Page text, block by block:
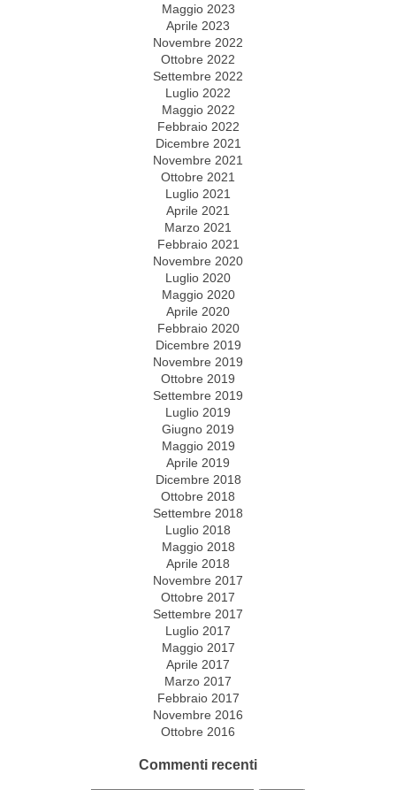
Maggio 2023
Aprile 2023
Novembre 2022
Ottobre 2022
Settembre 2022
Luglio 2022
Maggio 2022
Febbraio 2022
Dicembre 2021
Novembre 2021
Ottobre 2021
Luglio 2021
Aprile 2021
Marzo 2021
Febbraio 2021
Novembre 2020
Luglio 2020
Maggio 2020
Aprile 2020
Febbraio 2020
Dicembre 2019
Novembre 2019
Ottobre 2019
Settembre 2019
Luglio 2019
Giugno 2019
Maggio 2019
Aprile 2019
Dicembre 2018
Ottobre 2018
Settembre 2018
Luglio 2018
Maggio 2018
Aprile 2018
Novembre 2017
Ottobre 2017
Settembre 2017
Luglio 2017
Maggio 2017
Aprile 2017
Marzo 2017
Febbraio 2017
Novembre 2016
Ottobre 2016
Commenti recenti